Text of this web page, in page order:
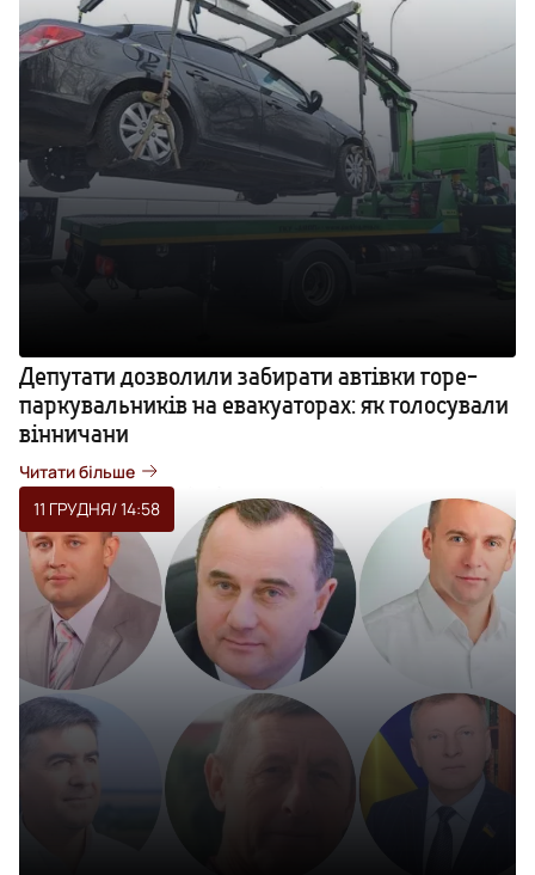
Депутати дозволили забирати автівки горе-
паркувальників на евакуаторах: як голосували
вінничани
Читати більше
11 ГРУДНЯ/ 14:58